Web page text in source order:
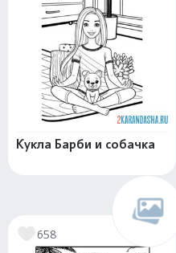
Кукла Барби и собачка
658